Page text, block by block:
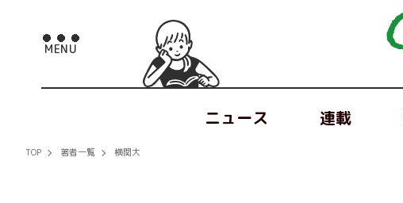
ニュース 連載
TOP 著者一覧 横関大